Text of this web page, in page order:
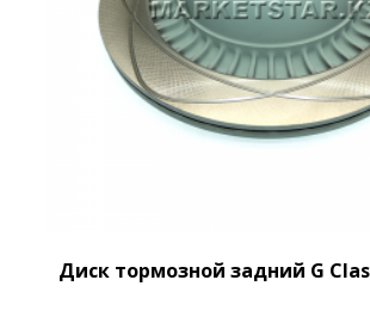
Диск тормозной задний G